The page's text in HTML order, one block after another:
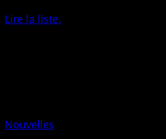
Lire la liste.
Nouvelles